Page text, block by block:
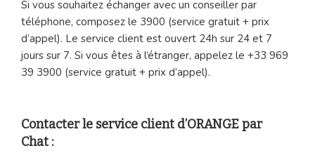
Si vous souhaitez échanger avec un conseiller par
téléphone, composez le 3900 (service gratuit + prix
d’appel). Le service client est ouvert 24h sur 24 et 7
jours sur 7. Si vous êtes à l’étranger, appelez le +33 969
39 3900 (service gratuit + prix d’appel).
Contacter le service client d’ORANGE par
Chat :